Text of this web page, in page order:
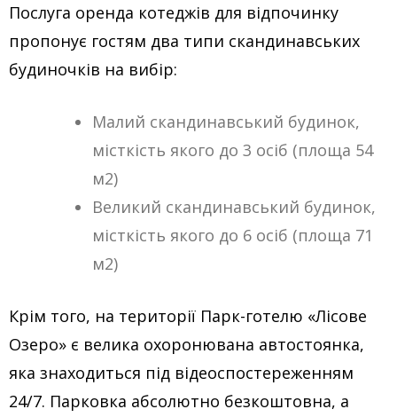
Послуга оренда котеджів для відпочинку
пропонує гостям два типи скандинавських
будиночків на вибір:
Малий скандинавський будинок,
місткість якого до 3 осіб (площа 54
м2)
Великий скандинавський будинок,
місткість якого до 6 осіб (площа 71
м2)
Крім того, на території Парк-готелю «Лісове
Озеро» є велика охоронювана автостоянка,
яка знаходиться під відеоспостереженням
24/7. Парковка абсолютно безкоштовна, а